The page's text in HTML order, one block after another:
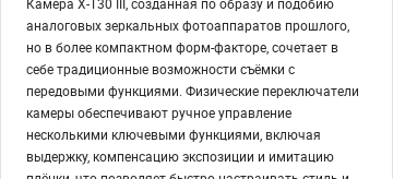
Камера X-T30 III, созданная по образу и подобию
аналоговых зеркальных фотоаппаратов прошлого,
но в более компактном форм-факторе, сочетает в
себе традиционные возможности съёмки с
передовыми функциями. Физические переключатели
камеры обеспечивают ручное управление
несколькими ключевыми функциями, включая
выдержку, компенсацию экспозиции и имитацию